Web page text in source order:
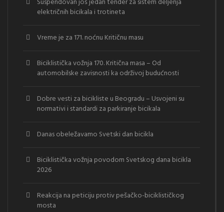
električnih bicikala i trotineta
Vreme je za 171. noćnu Kritičnu masu
Biciklistička vožnja 170. Kritična masa – Od
automobilske zavisnosti ka održivoj budućnosti
Dobre vesti za bicikliste u Beogradu – Usvojeni su
normativi i standardi za parkiranje bicikala
Danas obeležavamo Svetski dan bicikla
Biciklistička vožnja povodom Svetskog dana bicikla
2026
Reakcija na peticiju protiv pešačko-biciklističkog
mosta